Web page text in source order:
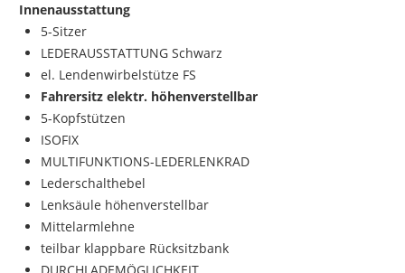
Innenausstattung
5-Sitzer
LEDERAUSSTATTUNG Schwarz
el. Lendenwirbelstütze FS
Fahrersitz elektr. höhenverstellbar
5-Kopfstützen
ISOFIX
MULTIFUNKTIONS-LEDERLENKRAD
Lederschalthebel
Lenksäule höhenverstellbar
Mittelarmlehne
teilbar klappbare Rücksitzbank